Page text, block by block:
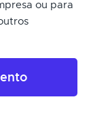
ou para